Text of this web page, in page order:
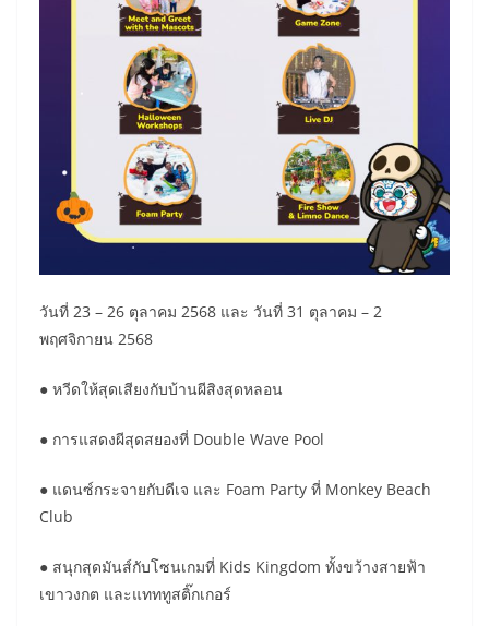
วันที่ 23 – 26 ตุลาคม 2568 และ วันที่ 31 ตุลาคม – 2
พฤศจิกายน 2568
● หวีดให้สุดเสียงกับบ้านผีสิงสุดหลอน
● การแสดงผีสุดสยองที่ Double Wave Pool
● แดนซ์กระจายกับดีเจ และ Foam Party ที่ Monkey Beach
Club
● สนุกสุดมันส์กับโซนเกมที่ Kids Kingdom ทั้งขว้างสายฟ้า
เขาวงกต และแทททูสติ๊กเกอร์